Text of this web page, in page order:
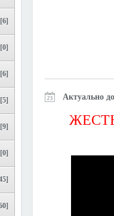
[6]
[0]
[6]
[5]
[9]
[0]
Актуально